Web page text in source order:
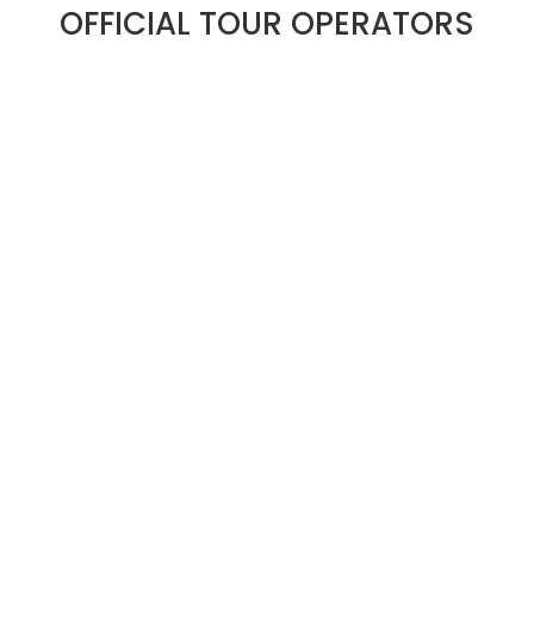
OFFICIAL TOUR OPERATORS